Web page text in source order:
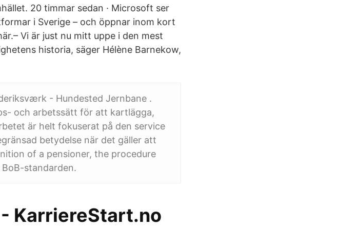
20 timmar sedan · Microsoft ser
i Sverige – och öppnar inom kort
Vi är just nu mitt uppe i den mest
historia, säger Hélène Barnekow,
- Hundested Jernbane .
och arbetssätt för att kartlägga,
är helt fokuserat på den service
betydelse när det gäller att
of a pensioner, the procedure
standarden.
KarriereStart.no